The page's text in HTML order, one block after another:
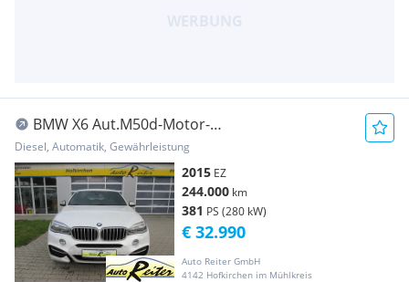
BMW X6 Aut.M50d-Motor-
35tkm*Adapt.LED*ACC* X6 M50d ...
Diesel, Automatik, Gewährleistung
2015 EZ
244.000 km
381 PS (280 kW)
Auto Reiter GmbH
4142 Hofkirchen im Mühlkreis
€ 32.990